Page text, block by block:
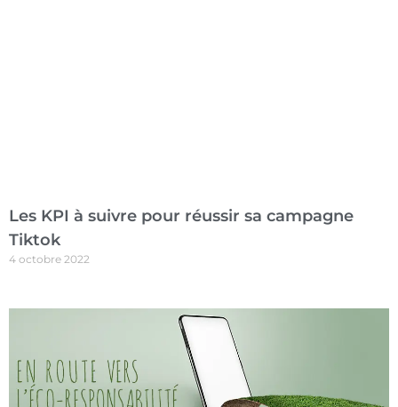
Les KPI à suivre pour réussir sa campagne
Tiktok
4 octobre 2022